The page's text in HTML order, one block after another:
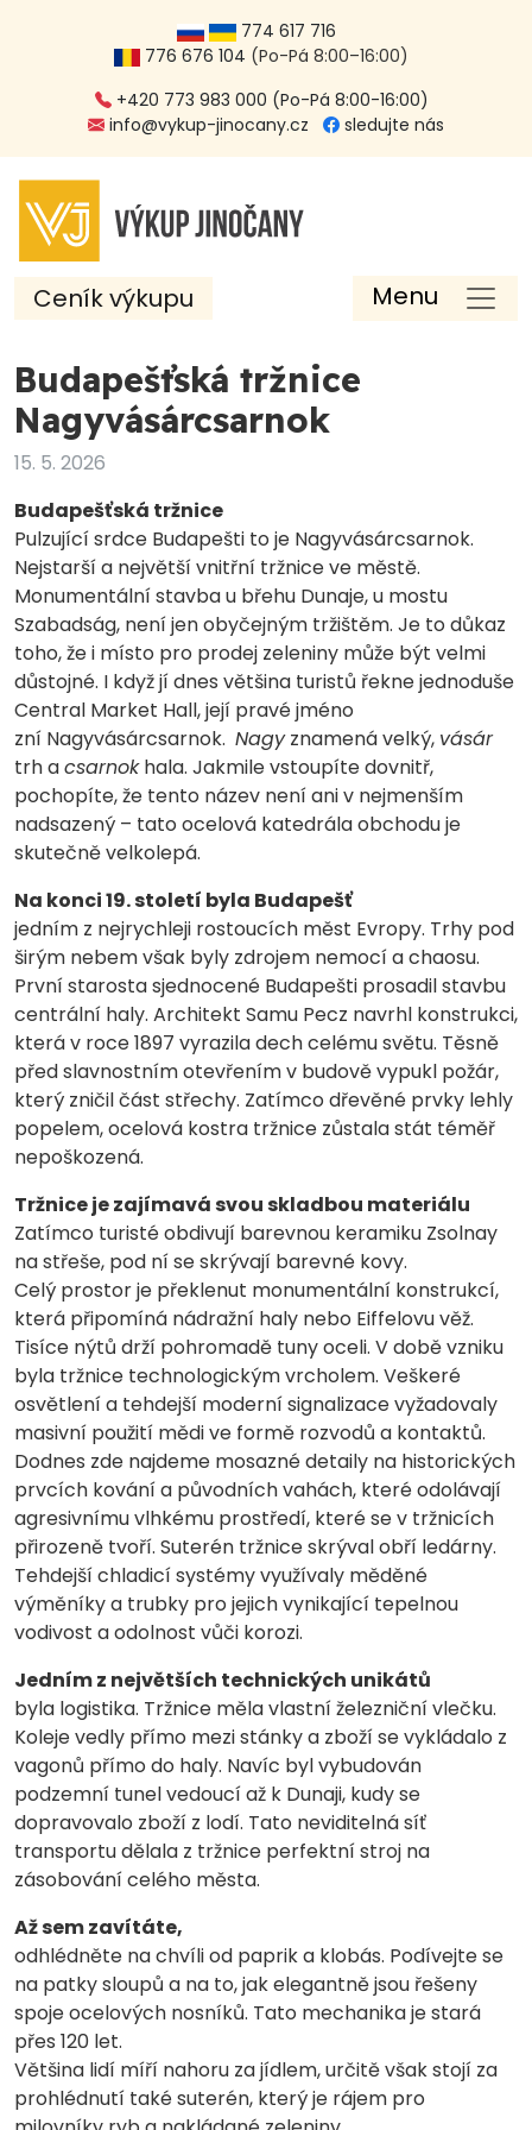
774 617 716
776 676 104 (Po-Pá 8:00–16:00)
+420 773 983 000 (Po-Pá 8:00-16:00)
info@vykup-jinocany.cz
sledujte nás
Ceník výkupu Menu
Budapešťská tržnice
Nagyvásárcsarnok
15. 5. 2026
Budapešťská tržnice
Pulzující srdce Budapešti to je Nagyvásárcsarnok.
Nejstarší a největší vnitřní tržnice ve městě.
Monumentální stavba u břehu Dunaje, u mostu
Szabadság, není jen obyčejným tržištěm. Je to důkaz
toho, že i místo pro prodej zeleniny může být velmi
důstojné. I když jí dnes většina turistů řekne jednoduše
Central Market Hall, její pravé jméno
zní Nagyvásárcsarnok. Nagyznamená velký, vásár
trh acsarnokhala. Jakmile vstoupíte dovnitř,
pochopíte, že tento název není ani v nejmenším
nadsazený – tato ocelová katedrála obchodu je
skutečně velkolepá.
Na konci 19. století byla Budapešť
jedním z nejrychleji rostoucích měst Evropy. Trhy pod
širým nebem však byly zdrojem nemocí a chaosu.
První starosta sjednocené Budapešti prosadil stavbu
centrální haly. Architekt Samu Pecz navrhl konstrukci,
která v roce 1897 vyrazila dech celému světu. Těsně
před slavnostním otevřením v budově vypukl požár,
který zničil část střechy. Zatímco dřevěné prvky lehly
popelem, ocelová kostra tržnice zůstala stát téměř
nepoškozená.
Tržnice je zajímavá svou skladbou materiálu
Zatímco turisté obdivují barevnou keramiku Zsolnay
na střeše, pod ní se skrývají barevné kovy.
Celý prostor je překlenut monumentální konstrukcí,
která připomíná nádražní haly nebo Eiffelovu věž.
Tisíce nýtů drží pohromadě tuny oceli. V době vzniku
byla tržnice technologickým vrcholem. Veškeré
osvětlení a tehdejší moderní signalizace vyžadovaly
masivní použití mědi ve formě rozvodů a kontaktů.
Dodnes zde najdeme mosazné detaily na historických
prvcích kování a původních vahách, které odolávají
agresivnímu vlhkému prostředí, které se v tržnicích
přirozeně tvoří. Suterén tržnice skrýval obří ledárny.
Tehdejší chladicí systémy využívaly měděné
výměníky a trubky pro jejich vynikající tepelnou
vodivost a odolnost vůči korozi.
Jedním z největších technických unikátů
byla logistika. Tržnice měla vlastní železniční vlečku.
Koleje vedly přímo mezi stánky a zboží se vykládalo z
vagonů přímo do haly. Navíc byl vybudován
podzemní tunel vedoucí až k Dunaji, kudy se
dopravovalo zboží z lodí. Tato neviditelná síť
transportu dělala z tržnice perfektní stroj na
zásobování celého města.
Až sem zavítáte,
odhlédněte na chvíli od paprik a klobás. Podívejte se
na patky sloupů a na to, jak elegantně jsou řešeny
spoje ocelových nosníků. Tato mechanika je stará
přes 120 let.
Většina lidí míří nahoru za jídlem, určitě však stojí za
prohlédnutí také suterén, který je rájem pro